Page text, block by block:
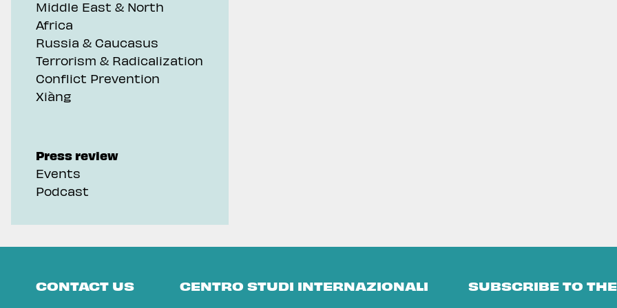
Middle East & North
Africa
Russia & Caucasus
Terrorism & Radicalization
Conflict Prevention
Xiàng
Press review
Events
Podcast
CONTACT US CENTRO STUDI INTERNAZIONALI SUBSCRIBE TO